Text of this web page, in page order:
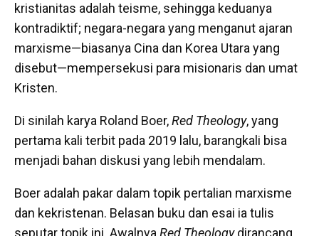
kristianitas adalah teisme, sehingga keduanya
kontradiktif; negara-negara yang menganut ajaran
marxisme—biasanya Cina dan Korea Utara yang
disebut—mempersekusi para misionaris dan umat
Kristen.
Di sinilah karya Roland Boer,Red Theology, yang
pertama kali terbit pada 2019 lalu, barangkali bisa
menjadi bahan diskusi yang lebih mendalam.
Boer adalah pakar dalam topik pertalian marxisme
dan kekristenan. Belasan buku dan esai ia tulis
seputar topik ini. Awalnya Red Theologydirancang